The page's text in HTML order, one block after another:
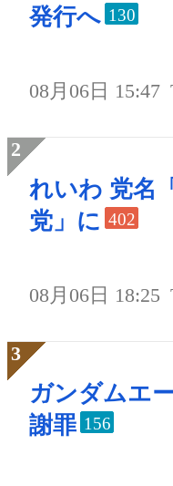
発行へ 130
08月06日 15:47
れいわ 党名
党」に 402
08月06日 18:25
ガンダムエ
謝罪 156